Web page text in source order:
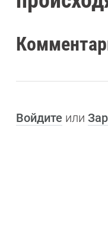
Войдите или